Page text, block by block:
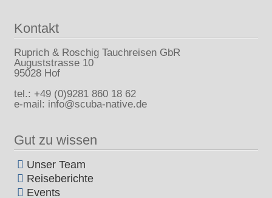
Kontakt
Ruprich & Roschig Tauchreisen GbR
Auguststrasse 10
95028 Hof
tel.: +49 (0)9281 860 18 62
e-mail: info@scuba-native.de
Gut zu wissen
Unser Team
Reiseberichte
Events